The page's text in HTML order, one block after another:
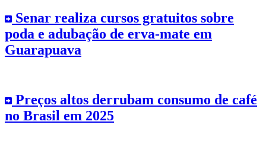
Senar realiza cursos gratuitos sobre
poda e adubação de erva-mate em
Guarapuava
Preços altos derrubam consumo de café
no Brasil em 2025